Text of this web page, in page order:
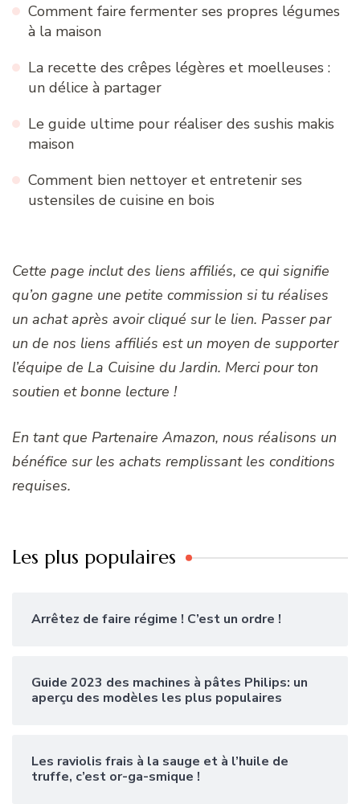
Comment faire fermenter ses propres légumes
à la maison
La recette des crêpes légères et moelleuses :
un délice à partager
Le guide ultime pour réaliser des sushis makis
maison
Comment bien nettoyer et entretenir ses
ustensiles de cuisine en bois
Cette page inclut des liens affiliés, ce qui signifie
qu’on gagne une petite commission si tu réalises
un achat après avoir cliqué sur le lien. Passer par
un de nos liens affiliés est un moyen de supporter
l’équipe de La Cuisine du Jardin. Merci pour ton
soutien et bonne lecture !
En tant que Partenaire Amazon, nous réalisons un
bénéfice sur les achats remplissant les conditions
requises.
Les plus populaires
Arrêtez de faire régime ! C’est un ordre !
Guide 2023 des machines à pâtes Philips: un
aperçu des modèles les plus populaires
Les raviolis frais à la sauge et à l’huile de
truffe, c’est or-ga-smique !